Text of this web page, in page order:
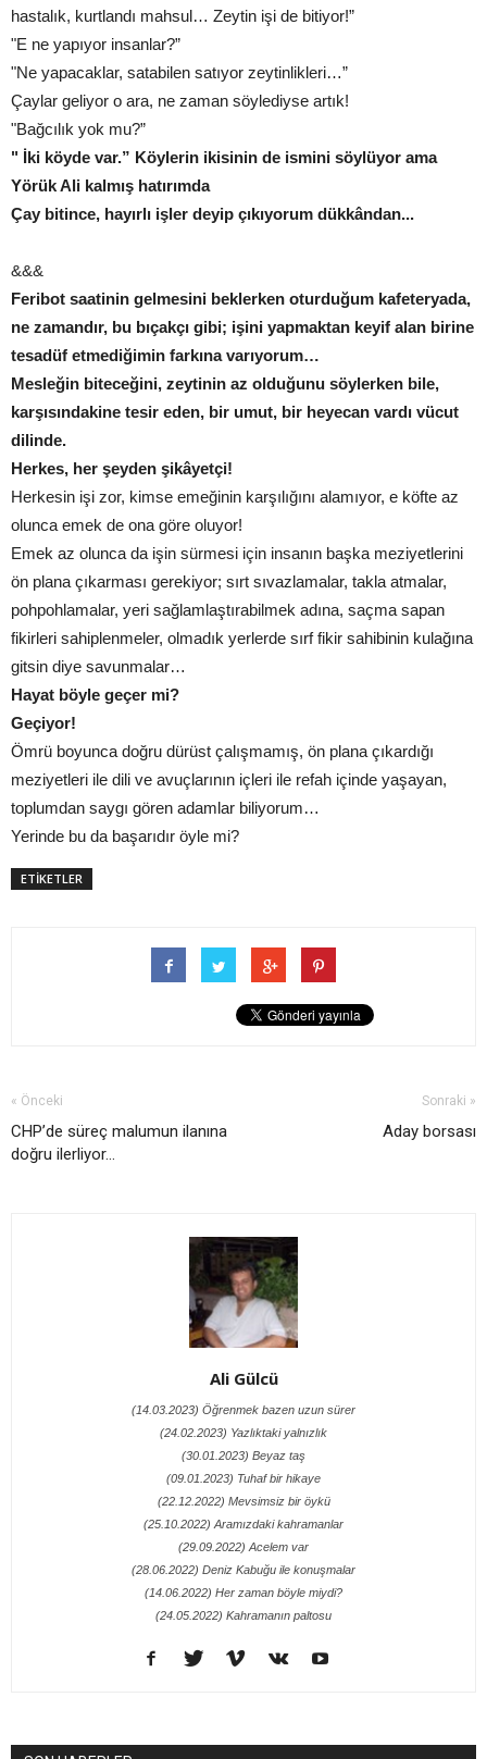
hastalık, kurtlandı mahsul… Zeytin işi de bitiyor!”
"E ne yapıyor insanlar?”
"Ne yapacaklar, satabilen satıyor zeytinlikleri…”
Çaylar geliyor o ara, ne zaman söylediyse artık!
"Bağcılık yok mu?”
" İki köyde var.” Köylerin ikisinin de ismini söylüyor ama
Yörük Ali kalmış hatırımda
Çay bitince, hayırlı işler deyip çıkıyorum dükkândan...
&&&
Feribot saatinin gelmesini beklerken oturduğum kafeteryada,
ne zamandır, bu bıçakçı gibi; işini yapmaktan keyif alan birine
tesadüf etmediğimin farkına varıyorum…
Mesleğin biteceğini, zeytinin az olduğunu söylerken bile,
karşısındakine tesir eden, bir umut, bir heyecan vardı vücut
dilinde.
Herkes, her şeyden şikâyetçi!
Herkesin işi zor, kimse emeğinin karşılığını alamıyor, e köfte az
olunca emek de ona göre oluyor!
Emek az olunca da işin sürmesi için insanın başka meziyetlerini
ön plana çıkarması gerekiyor; sırt sıvazlamalar, takla atmalar,
pohpohlamalar, yeri sağlamlaştırabilmek adına, saçma sapan
fikirleri sahiplenmeler, olmadık yerlerde sırf fikir sahibinin kulağına
gitsin diye savunmalar…
Hayat böyle geçer mi?
Geçiyor!
Ömrü boyunca doğru dürüst çalışmamış, ön plana çıkardığı
meziyetleri ile dili ve avuçlarının içleri ile refah içinde yaşayan,
toplumdan saygı gören adamlar biliyorum…
Yerinde bu da başarıdır öyle mi?
ETİKETLER
« Önceki
CHP’de süreç malumun ilanına
doğru ilerliyor...
Sonraki »
Aday borsası
Ali Gülcü
(14.03.2023) Öğrenmek bazen uzun sürer
(24.02.2023) Yazlıktaki yalnızlık
(30.01.2023) Beyaz taş
(09.01.2023) Tuhaf bir hikaye
(22.12.2022) Mevsimsiz bir öykü
(25.10.2022) Aramızdaki kahramanlar
(29.09.2022) Acelem var
(28.06.2022) Deniz Kabuğu ile konuşmalar
(14.06.2022) Her zaman böyle miydi?
(24.05.2022) Kahramanın paltosu